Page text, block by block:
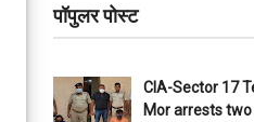
पॉपुलर पोस्ट
CIA-Sector 17
Mor arrests